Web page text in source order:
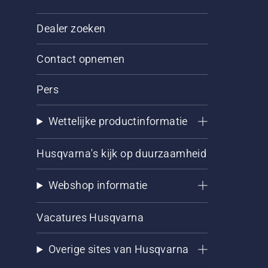
Dealer zoeken
Contact opnemen
Pers
Wettelijke productinformatie
Husqvarna's kijk op duurzaamheid
Webshop informatie
Vacatures Husqvarna
Overige sites van Husqvarna